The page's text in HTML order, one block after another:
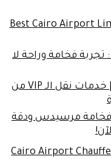
Best Cairo Airport
فخامة وراحة لا
VIP Conference Transportation | خدمات نقل الـ VIP من
ليموزين مطار القاهرة 2026: فخامة مرسيدس ودقة
Cairo Airport